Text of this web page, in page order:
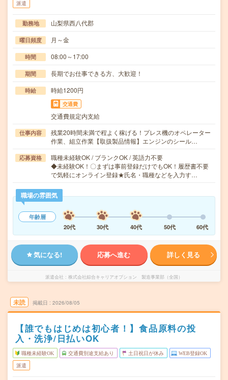
派遣
勤務地 山梨県西八代郡
曜日頻度 月～金
時間 08:00～17:00
期間 長期でお仕事できる方、大歓迎！
時給 時給1200円
交通費
交通費規定内支給
仕事内容
残業20時間未満で程よく稼げる！プレス機のオペレーター
作業、組立作業【取扱製品情報】エンジンのシール…
応募資格
職種未経験OK / ブランクOK / 英語力不要
◆未経験OK！〇まずは事前登録だけでもOK！履歴書不要
で気軽にオンライン登録★氏名・職種などを入力す…
職場の雰囲気
年齢層
20代
30代 40代 50代 60代
気になる! 応募へ進む 詳しく見る
派遣会社 株式会社綜合キャリアオプション 製造事業部（全国）
未読 掲載日 2026/08/05
【誰でもはじめは初心者！】食品原料の投
入・洗浄/日払いOK
職種未経験OK 交通費別途支給あり 土日祝日が休み WEB登録OK
派遣